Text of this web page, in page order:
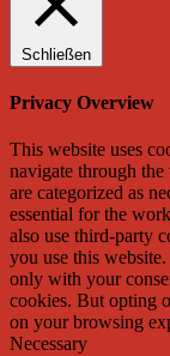
Schließen
Privacy Overview
This website uses
navigate through
are categorized as
essential for the
also use third-party
you use this
only with your
cookies. But opting
on your browsing
Necessary